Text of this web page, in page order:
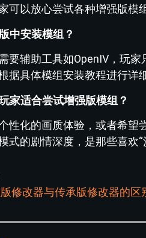
可以放心尝试各种增强版模
中安装模组？
要辅助工具如OpenIV，玩
据具体模组安装教程进行详
家适合尝试增强版模组？
性化的画质体验，或者希望
式的剧情深度，是那些喜欢“
修改器与传承版修改器的区